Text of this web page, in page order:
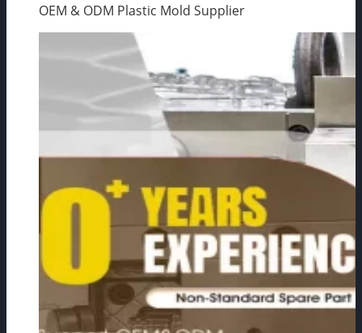
OEM & ODM Plastic Mold Supplier